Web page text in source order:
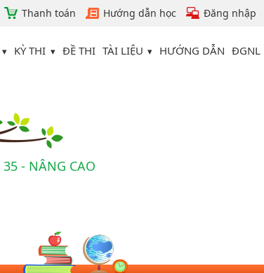
Thanh toán Hướng dẫn học Đăng nhập
KỲ THI ĐỀ THI TÀI LIỆU HƯỚNG DẪN ĐGNL
35 - NÂNG CAO